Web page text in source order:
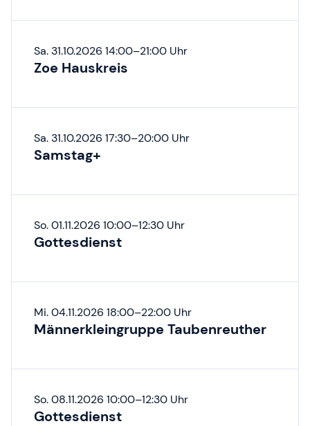
Sa. 31.10.2026 14:00–21:00 Uhr
Zoe Hauskreis
Sa. 31.10.2026 17:30–20:00 Uhr
Samstag+
So. 01.11.2026 10:00–12:30 Uhr
Gottesdienst
Mi. 04.11.2026 18:00–22:00 Uhr
Männerkleingruppe Taubenreuther
So. 08.11.2026 10:00–12:30 Uhr
Gottesdienst